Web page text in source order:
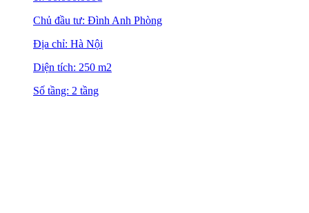
Chủ đầu tư: Đình Anh Phòng
Địa chỉ: Hà Nội
Diện tích: 250 m2
Số tầng: 2 tầng